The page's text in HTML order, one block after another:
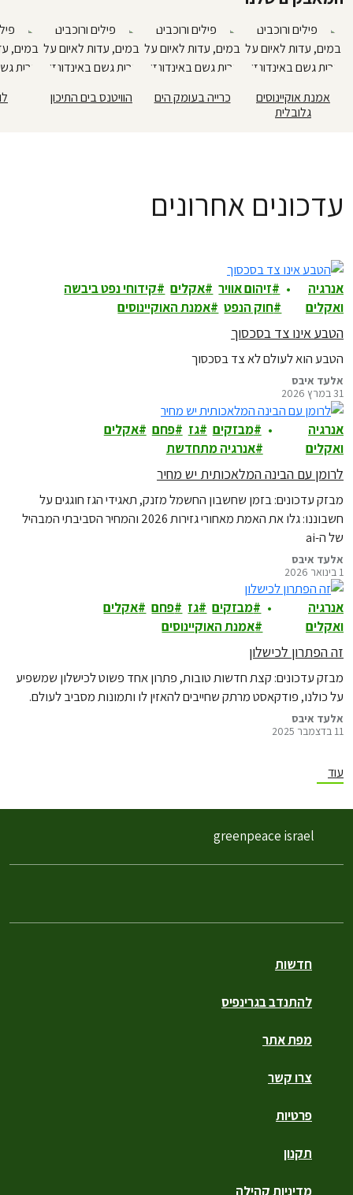
אמנת אוקיינוסים
גלובלית
כרייה בעומק הים הוויטנס בים התיכון
עדכונים אחרונים
אנרגיה
ואקלים
זיהום אוויר אקלים
קידוחי נפט ביבשה
חוק הנפט
אמנת האוקיינוסים
הטבע אינו צד בסכסוך
הטבע הוא לעולם לא צד בסכסוך
אלעד איבס
31 במרץ 2026
אנרגיה
ואקלים
מבזקים גז פחם
אקלים
אנרגיה מתחדשת
לרומן עם הבינה המלאכותית יש מחיר
מבזק עדכונים: בזמן שחשבון החשמל מזנק, תאגידי הגז חוגגים על
חשבוננו: גלו את האמת מאחורי גזירות 2026 והמחיר הסביבתי המבהיל
של ה-ai
אלעד איבס
1 בינואר 2026
אנרגיה
ואקלים
מבזקים גז פחם
אקלים
אמנת האוקיינוסים
זה הפתרון לכישלון
מבזק עדכונים: קצת חדשות טובות, פתרון אחד פשוט לכישלון שמשפיע
על כולנו, פודקאסט מרתק שחייבים להאזין לו ותמונות מסביב לעולם.
אלעד איבס
11 בדצמבר 2025
עוד
חדשות
להתנדב בגרינפיס
מפת אתר
צרו קשר
פרטיות
תקנון
מדיניות קהילה